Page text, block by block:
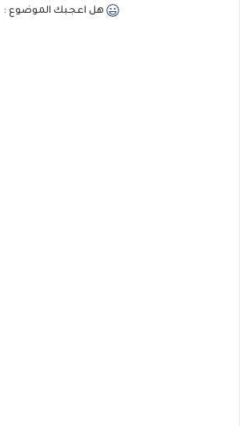
هل اعجبك الموضوع :